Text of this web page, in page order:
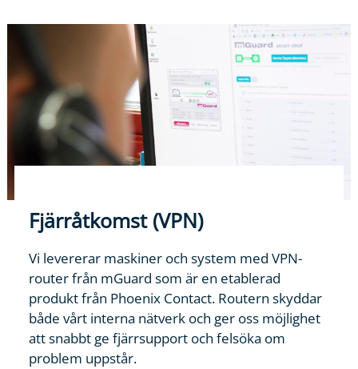
Fjärråtkomst (VPN)
Vi levererar maskiner och system med VPN-
router från mGuard som är en etablerad
produkt från Phoenix Contact. Routern skyddar
både vårt interna nätverk och ger oss möjlighet
att snabbt ge fjärrsupport och felsöka om
problem uppstår.